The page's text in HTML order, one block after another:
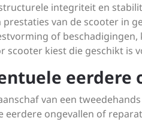
integriteit en
van de scooter in
of
scooter kiest die geschikt is
eerdere
van een
eerdere ongevallen of